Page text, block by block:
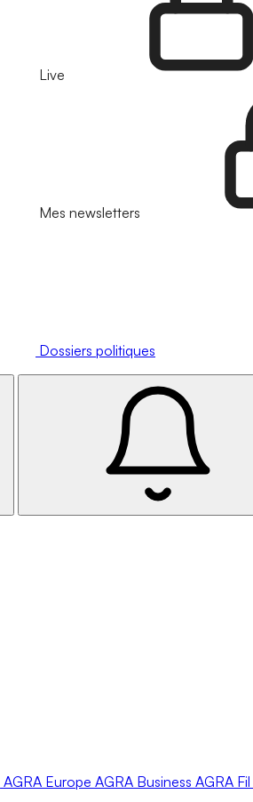
Live
Mes newsletters
Dossiers politiques
AGRA Europe AGRA Business AGRA Fil